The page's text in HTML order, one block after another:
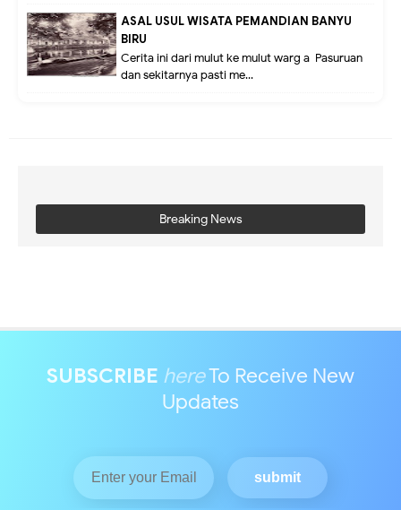
ASAL USUL WISATA PEMANDIAN BANYU
BIRU
Cerita ini dari mulut ke mulut warg a Pasuruan
dan sekitarnya pasti me...
Breaking News
SUBSCRIBE hereTo Receive New
Updates